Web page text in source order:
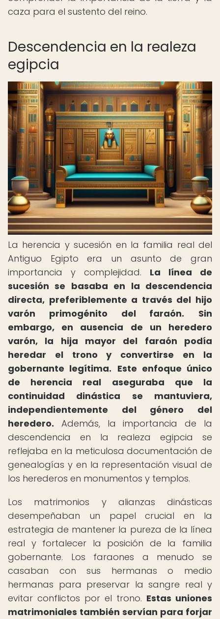
caza para el sustento del reino.
Descendencia en la realeza
egipcia
La herencia y sucesión en la familia real del
Antiguo Egipto era un asunto de gran
importancia y complejidad. La línea de
sucesión se basaba en la descendencia
directa, preferiblemente a través del hijo
varón primogénito del faraón.
Sin
embargo, en ausencia de un heredero
varón, la hija mayor del faraón podía
heredar el trono y convertirse en la
gobernante legítima. Este enfoque único
de herencia real aseguraba que la
continuidad dinástica se mantuviera,
independientemente del género del
heredero. Además, la importancia de la
descendencia en la realeza egipcia se
reflejaba en la meticulosa documentación de
genealogías y en la representación visual de
los herederos en monumentos y templos.
Los matrimonios y alianzas dinásticas
desempeñaban un papel crucial en la
estrategia de mantener la pureza de la línea
real y fortalecer la posición de la familia
gobernante. Los faraones a menudo se
casaban con sus hermanas o medio
hermanas para preservar la sangre real y
evitar conflictos por el trono. Estas uniones
matrimoniales también servían para forjar